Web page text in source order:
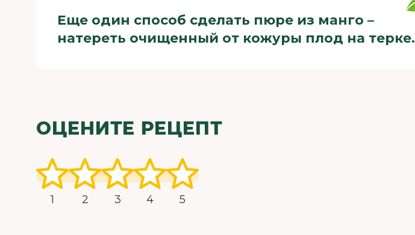
Еще один способ сделать пюре из манго –
натереть очищенный от кожуры плод на терке.
ОЦЕНИТЕ РЕЦЕПТ
1 2 3 4 5